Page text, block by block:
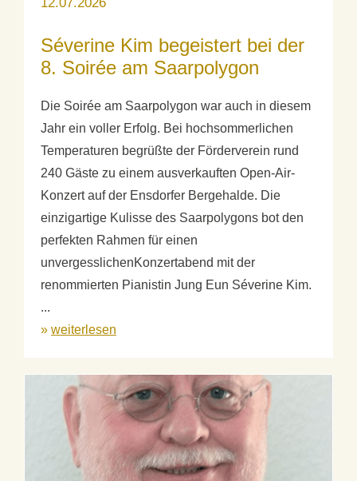
Séverine Kim begeistert bei der
8. Soirée am Saarpolygon
Die Soirée am Saarpolygon war auch in diesem
Jahr ein voller Erfolg. Bei hochsommerlichen
Temperaturen begrüßte der Förderverein rund
240 Gäste zu einem ausverkauften Open-Air-
Konzert auf der Ensdorfer Bergehalde. Die
einzigartige Kulisse des Saarpolygons bot den
perfekten Rahmen für einen
unvergesslichenKonzertabend mit der
renommierten Pianistin Jung Eun Séverine Kim.
...
» weiterlesen